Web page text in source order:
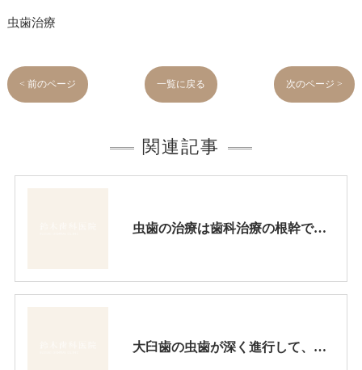
虫歯治療
< 前のページ 一覧に戻る 次のページ >
関連記事
虫歯の治療は歯科治療の根幹です。これを精密にして歯の寿命を長くしましょう。
大臼歯の虫歯が深く進行して、もう少しで歯髄組織（神経）に感染する所でした。臼歯の虫歯が深く進行している時は、内部の歯髄組織を保護する為にフッ素徐放性が強い特殊セメントを裏層する必要があります。